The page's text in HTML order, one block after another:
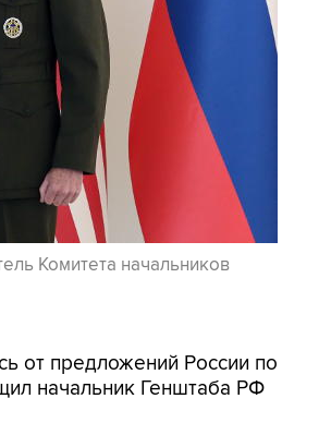
Комитета начальников
от предложений России по
начальник Генштаба РФ